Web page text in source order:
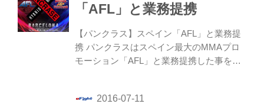
「AFL」と業務提携
【パンクラス】スペイン「AFL」と業務提
携 パンクラスはスペイン最大のMMAプロ
モーション「AFL」と業務提携した事を発
スペイン・バルセロナで開催される俳優の